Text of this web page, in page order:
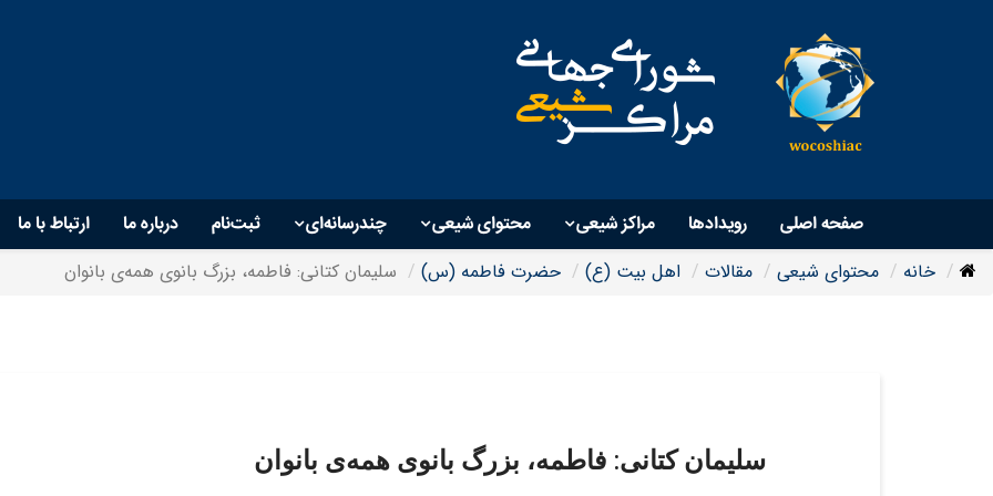
صفحه اصلی رویداد‌ها مراکز شیعی محتوای شیعی چندرسانه‌ای ثبت‌نام درباره ما ارتباط با ما
خانه محتوای شیعی مقالات اهل بیت (ع) حضرت فاطمه (س) سلیمان کتانی: فاطمه، بزرگ بانوی همه‌ی بانوان
سلیمان کتانی: فاطمه، بزرگ بانوی همه‌ی بانوان